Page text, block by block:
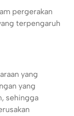
pergerakan
terpengaruh
yang
yang
sehingga